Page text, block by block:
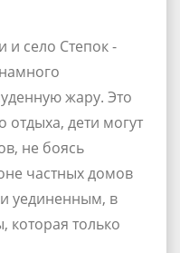
и село Степок-
жару. Это
дети могут
не боясь
частных домов
уединенным, в
которая только